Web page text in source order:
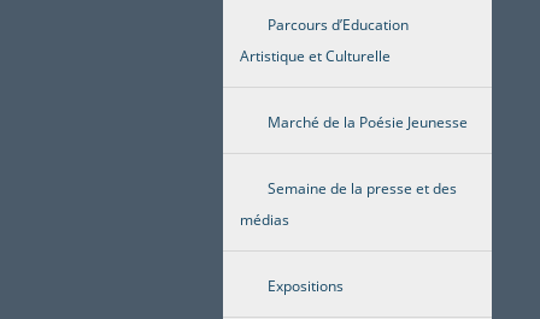
Parcours d’Education
Artistique et Culturelle
Marché de la Poésie Jeunesse
Semaine de la presse et des
médias
Expositions